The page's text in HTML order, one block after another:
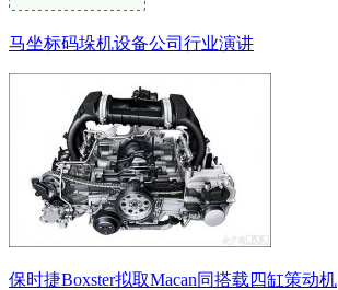
马坐标码垛机设备公司行业演讲
保时捷Boxster拟取Macan同搭载四缸策动机